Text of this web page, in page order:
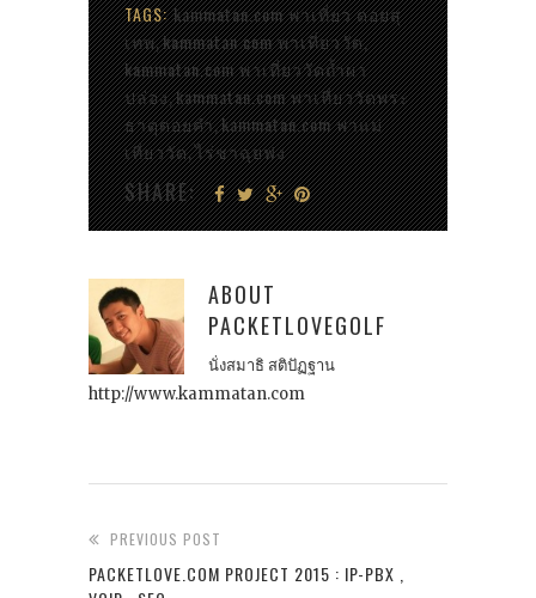
TAGS: kammatan.com พาเที่ยว ดอยสุ
เทพ,kammatan.com พาเที่ยววัด,
kammatan.com พาเที่ยววัดถ้ำผา
ปล่อง,kammatan.com พาเที่ยววัดพระ
ธาตุดอยคำ,kammatan.com พาแม่
เที่ยววัด,ไร่ชาฉุยฟง
SHARE:
ABOUT
PACKETLOVEGOLF
นั่งสมาธิ สติปัฏฐาน
http://www.kammatan.com
PREVIOUS POST
PACKETLOVE.COM PROJECT 2015 : IP-PBX ,